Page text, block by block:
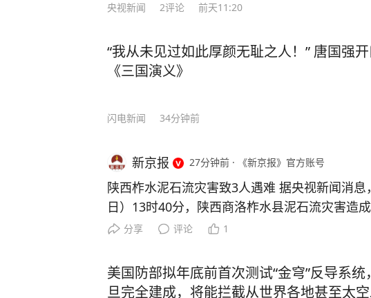
央视新闻 2评论 前天11:20
“我从未见过如此厚颜无耻之人！” 唐国强
《三国演义》
闪电新闻 34分钟前
新京报 27分钟前 · 《新京报》官方账号
陕西柞水泥石流灾害致3人遇难 据央视新闻消息
日）13时40分，陕西商洛柞水县泥石流灾害造
员中，最后1名失联人员被找到，已确认不幸遇
消杀防疫工作，并妥善做好善后工作。 （总台记
金库） 编辑 李忆林子
分享 评论 1
美国防部拟年底前首次测试“金穹”反导系
旦完全建成，将能拦截从世界各地甚至太